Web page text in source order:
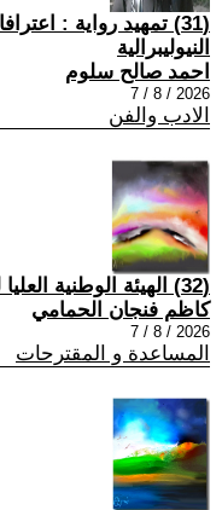
(31) تمهيد رواية :
النيوليبرالية
احمد صالح سلوم
2026 / 8 / 7
الادب والفن
(32) الهيئة الوطنية العليا للإصلاح
كاظم فنجان الحمامي
2026 / 8 / 7
المساعدة و المقترحات